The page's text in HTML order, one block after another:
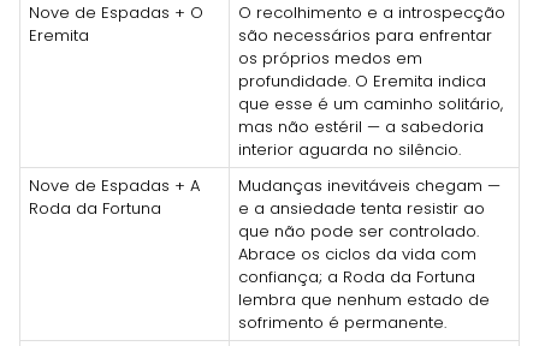
Nove de Espadas + O
Eremita
O recolhimento e a introspecção
são necessários para enfrentar
os próprios medos em
profundidade. O Eremita indica
que esse é um caminho solitário,
mas não estéril — a sabedoria
interior aguarda no silêncio.
Nove de Espadas + A
Roda da Fortuna
Mudanças inevitáveis chegam —
e a ansiedade tenta resistir ao
que não pode ser controlado.
Abrace os ciclos da vida com
confiança; a Roda da Fortuna
lembra que nenhum estado de
sofrimento é permanente.